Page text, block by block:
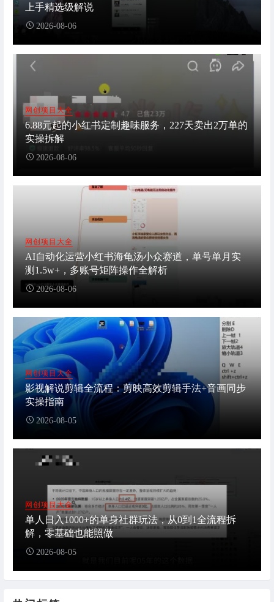
上手精选级解说
2026-08-06
网创项目大全
6.88元起的小红书定制趣味服务，227天卖出2万单的
实操拆解
2026-08-06
网创项目大全
AI自动化运营小红书海龟汤小众赛道，单号单月实
测1.5w+，多账号矩阵操作全解析
2026-08-06
网创项目大全
影视解说剪辑全流程：剪映高效剪辑手法+音画同步
实操指南
2026-08-05
网创项目大全
单人日入1000+的单身社群玩法，从0到1全流程拆
解，零基础也能照做
2026-08-05